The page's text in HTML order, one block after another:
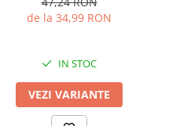
aplicat, 25.000 ore, AVI-
de la 34,99 RON
IN STOC
VEZI VARIANTE